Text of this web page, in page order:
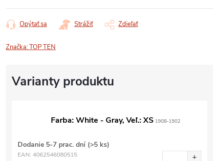
Opýtať sa Strážiť Zdieľať
Značka:TOP TEN
Farba: White - Gray, Veľ.: XS 1908-1902
Dodanie 5-7 prac. dní (>5 ks)
EAN: 4062546080515